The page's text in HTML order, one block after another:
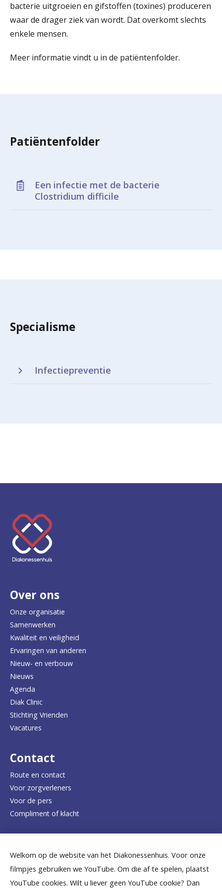
Werken & Leren bij
Zorgverleners
bacterie uitgroeien en gifstoffen (toxines) produceren
waar de drager ziek van wordt. Dat overkomt slechts
enkele mensen.
Meer informatie vindt u in de patiëntenfolder.
Patiëntenfolder
Een infectie met de bacterie
Clostridium difficile
Specialisme
Infectiepreventie
Welkom op de website van het Diakonessenhuis. Voor onze
filmpjes gebruiken we YouTube. Om die af te spelen, plaatst
YouTube cookies. Wilt u liever geen YouTube cookie? Dan
K
e
e
t
e
r
u
g
n
a
a
d
e
h
o
p
a
Over ons
Onze organisatie
Samenwerken
Kwaliteit en veiligheid
Ervaringen van anderen
Nieuw- en verbouw
Nieuws
Agenda
Diak Clinic
Stichting Vrienden
Vacatures
Contact
Route en contact
Voor zorgverleners
Voor de pers
Compliment of klacht
Dicht bij jou
B B B B B